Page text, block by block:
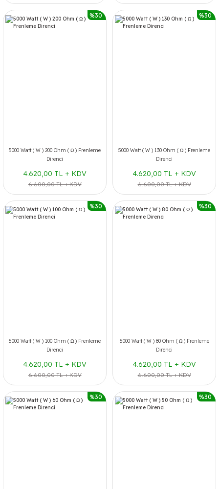
%30
5000 Watt ( W ) 200 Ohm ( Ω ) Frenleme
Direnci
4.620,00 TL + KDV
6.600,00 TL + KDV
%30
5000 Watt ( W ) 130 Ohm ( Ω ) Frenleme
Direnci
4.620,00 TL + KDV
6.600,00 TL + KDV
%30
5000 Watt ( W ) 100 Ohm ( Ω ) Frenleme
Direnci
4.620,00 TL + KDV
6.600,00 TL + KDV
%30
5000 Watt ( W ) 80 Ohm ( Ω ) Frenleme
Direnci
4.620,00 TL + KDV
6.600,00 TL + KDV
%30 %30